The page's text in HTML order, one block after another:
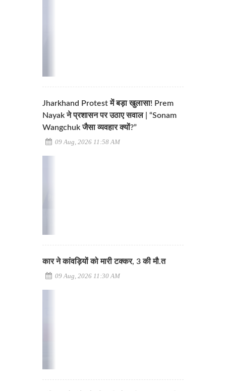
Jharkhand Protest में बड़ा खुलासा! Prem
Nayak ने प्रशासन पर उठाए सवाल | “Sonam
Wangchuk जैसा व्यवहार क्यों?”
09 Aug, 2026 11:58 AM
कार ने कांवड़ियों को मारी टक्कर, 3 की मौ.त
09 Aug, 2026 11:30 AM